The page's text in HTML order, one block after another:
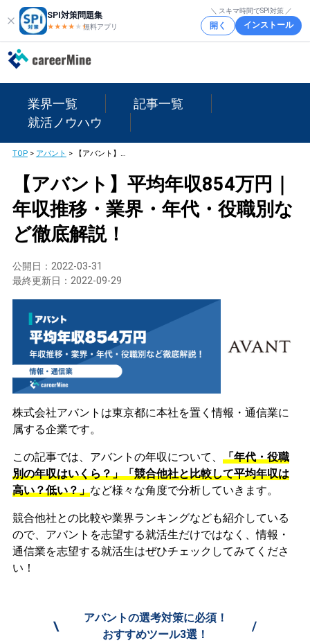
SPI対策問題集
★★★★ ★★
無料アプリ
＼ スキマ時間でSPI対策 ／
開く インストール
業界一覧
記事一覧
就活ノウハウ
TOP> アバント > 【アバント】平均年収854万円｜年収推移・業界・年代・役職別など徹底解説！
【アバント】平均年収854万円｜
年収推移・業界・年代・役職別な
ど徹底解説！
公開日： 2022-03-31
最終更新日： 2022-09-29
株式会社アバントは東京都に本社を置く情報・通信業に
属する企業です。
この記事では、アバントの年収について、 「年代・役職
別の年収はいくら？」「競合他社と比較して平均年収は
高い？低い？」など様々な角度で分析していきます。
競合他社との比較や業界ランキングなども紹介している
ので、アバントを志望する就活生だけではなく、情報・
通信業を志望する就活生はぜひチェックしてみてくださ
い！
\
アバントの選考対策に必須！
おすすめツール3選！
/